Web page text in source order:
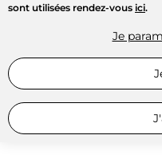
sont utilisées rendez-vous ici.
Je